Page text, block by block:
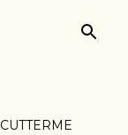
CUTTERME